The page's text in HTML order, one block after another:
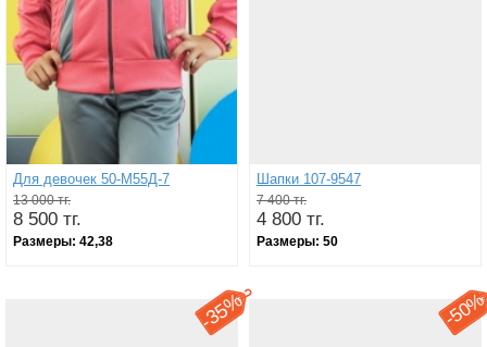
Для девочек 50-М55Д-7
13 000 тг.
8 500 тг.
Размеры: 42,38
Шапки 107-9547
7 400 тг.
4 800 тг.
Размеры: 50
-
35% -
50%